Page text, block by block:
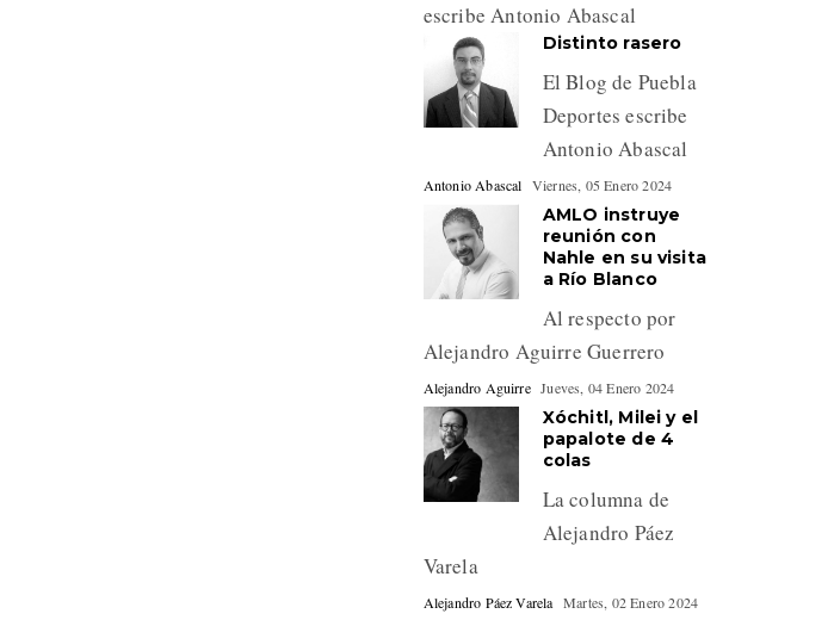
escribe Antonio Abascal
Distinto rasero
El Blog de Puebla
Deportes escribe
Antonio Abascal
Antonio Abascal Viernes, 05 Enero 2024
AMLO instruye
reunión con
Nahle en su visita
a Río Blanco
Al respecto por
Alejandro Aguirre Guerrero
Alejandro Aguirre Jueves, 04 Enero 2024
Xóchitl, Milei y el
papalote de 4
colas
La columna de
Alejandro Páez
Varela
Alejandro Páez Varela Martes, 02 Enero 2024